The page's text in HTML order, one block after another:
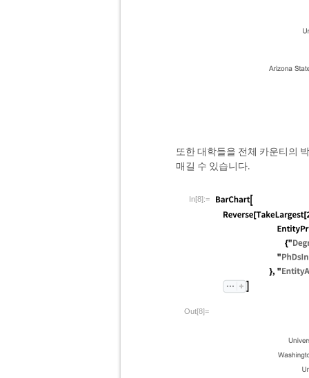
또한 대학들을 전체 카운티의
매길 수 있습니다.
In[8]:=
Out[8]=